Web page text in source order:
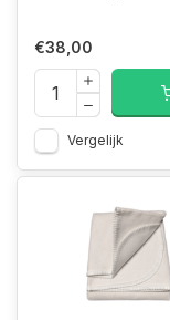
€38,00
Vergelijk